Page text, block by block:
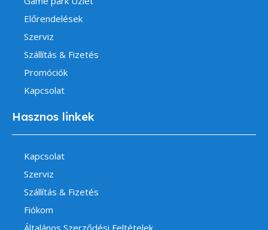
Előrendelések
Szerviz
Szállítás & Fizetés
Promóciók
Kapcsolat
Hasznos linkek
Kapcsolat
Szerviz
Szállítás & Fizetés
Fiókom